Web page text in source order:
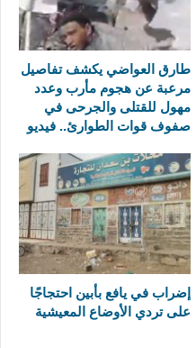
طارق العواضي يكشف تفاصيل
مرعبة عن هجوم مأرب وعدد
مهول للقتلى والجرحى في
صفوف قوات الطوارئ.. فيديو
إضراب في يافع بأبين احتجاجًا
على تردي الأوضاع المعيشية